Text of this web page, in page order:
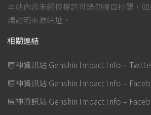
本站內容未經授權許可請勿擅自抄襲，
請註明來源網址。
相關連結
原神資訊站 Genshin Impact Info –
原神資訊站 Genshin Impact Info –
原神資訊站 Genshin Impact Info –